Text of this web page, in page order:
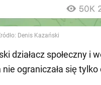
działacz społeczny i
ograniczała się tylko